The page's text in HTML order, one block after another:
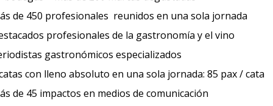
de 450 profesionales reunidos en una sola jornada
profesionales de la gastronomía y el vino
gastronómicos especializados
con lleno absoluto en una sola jornada: 85 pax / cata
de 45 impactos en medios de comunicación